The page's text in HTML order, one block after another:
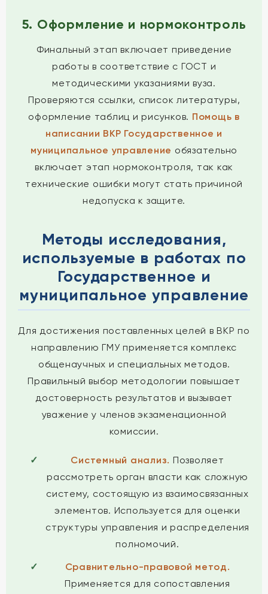
5. Оформление и нормоконтроль
Финальный этап включает приведение
работы в соответствие с ГОСТ и
методическими указаниями вуза.
Проверяются ссылки, список литературы,
оформление таблиц и рисунков. Помощь в
написании ВКР Государственное и
муниципальное управление обязательно
включает этап нормоконтроля, так как
технические ошибки могут стать причиной
недопуска к защите.
Методы исследования,
используемые в работах по
Государственное и
муниципальное управление
Для достижения поставленных целей в ВКР по
направлению ГМУ применяется комплекс
общенаучных и специальных методов.
Правильный выбор методологии повышает
достоверность результатов и вызывает
уважение у членов экзаменационной
комиссии.
Системный анализ. Позволяет
рассмотреть орган власти как сложную
систему, состоящую из взаимосвязанных
элементов. Используется для оценки
структуры управления и распределения
полномочий.
Сравнительно-правовой метод.
Применяется для сопоставления